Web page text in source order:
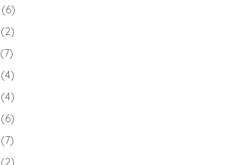
(6)
(2)
(7)
(4)
(4)
(6)
(7)
(2)